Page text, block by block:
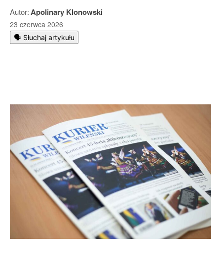
Autor:Apolinary Klonowski
23 czerwca 2026
🗣️ Słuchaj artykułu